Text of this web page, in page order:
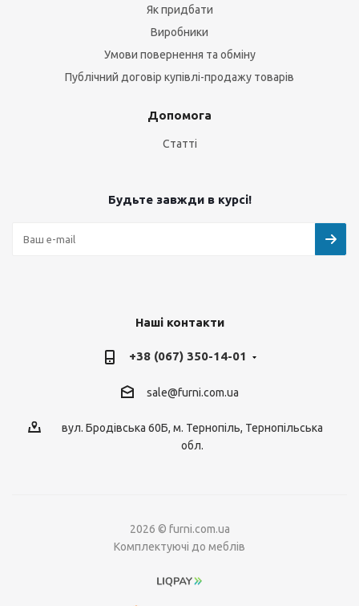
Як придбати
Виробники
Умови повернення та обміну
Публічний договір купівлі-продажу товарів
Допомога
Статті
Будьте завжди в курсі!
Наші контакти
+38 (067) 350-14-01
sale@furni.com.ua
вул. Бродівська 60Б, м. Тернопіль, Тернопільська
обл.
2026 © furni.com.ua
Комплектуючі до меблів